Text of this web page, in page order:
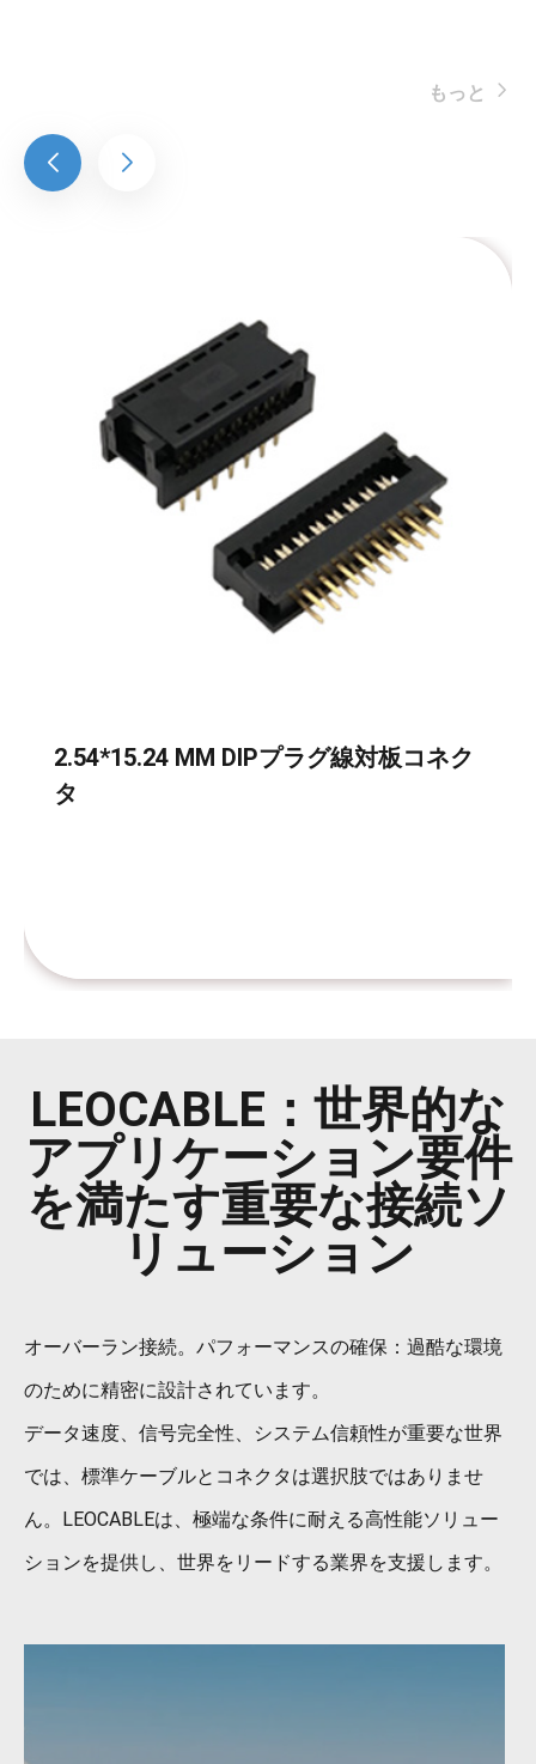
もっと
2.54*15.24 MM DIPプラグ線対板コネク
タ
LEOCABLE：世界的な
アプリケーション要件
を満たす重要な接続ソ
リューション
オーバーラン接続。パフォーマンスの確保：過酷な環境
のために精密に設計されています。
データ速度、信号完全性、システム信頼性が重要な世界
では、標準ケーブルとコネクタは選択肢ではありませ
ん。LEOCABLEは、極端な条件に耐える高性能ソリュー
ションを提供し、世界をリードする業界を支援します。